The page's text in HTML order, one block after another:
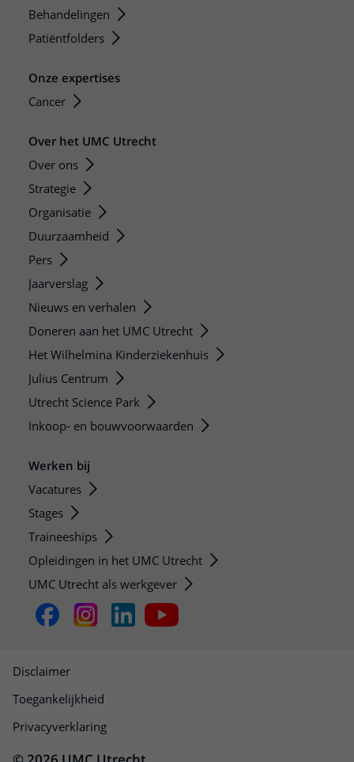
Behandelingen
Patiëntfolders
Onze expertises
Cancer
Over het UMC Utrecht
Over ons
Strategie
Organisatie
Duurzaamheid
Pers
Jaarverslag
Nieuws en verhalen
Doneren aan het UMC Utrecht
Het Wilhelmina Kinderziekenhuis
Julius Centrum
Utrecht Science Park
Inkoop- en bouwvoorwaarden
Werken bij
Vacatures
Stages
Traineeships
Opleidingen in het UMC Utrecht
UMC Utrecht als werkgever
Disclaimer
Toegankelijkheid
Privacyverklaring